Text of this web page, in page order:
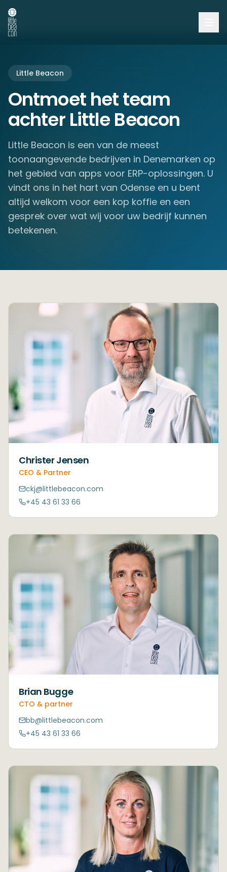
Little Beacon
Ontmoet het team
achter Little Beacon
Little Beacon is een van de meest
toonaangevende bedrijven in Denemarken op
het gebied van apps voor ERP-oplossingen. U
vindt ons in het hart van Odense en u bent
altijd welkom voor een kop koffie en een
gesprek over wat wij voor uw bedrijf kunnen
betekenen.
Christer Jensen
CEO & Partner
ckj@littlebeacon.com
+45 43 61 33 66
Brian Bugge
CTO & partner
bb@littlebeacon.com
+45 43 61 33 66